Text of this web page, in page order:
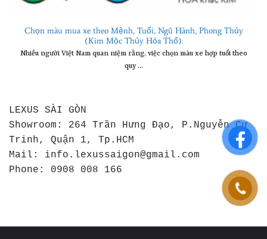
Chọn màu mua xe theo Mệnh, Tuổi, Ngũ Hành, Phong Thủy
(Kim Mộc Thủy Hỏa Thổ).
Nhiều người Việt Nam quan niệm rằng, việc chọn màu xe hợp tuổi theo
quy ...
LEXUS SÀI GÒN
Showroom: 264 Trần Hưng Đạo, P.Nguyễn Cư
Trinh, Quận 1, Tp.HCM
Mail: info.lexussaigon@gmail.com
Phone: 0908 008 166